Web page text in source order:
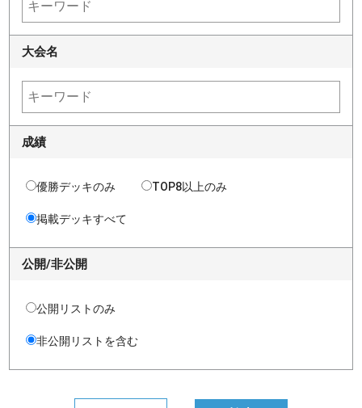
大会名
成績
優勝デッキのみ TOP8以上のみ
掲載デッキすべて
公開/非公開
公開リストのみ
非公開リストを含む